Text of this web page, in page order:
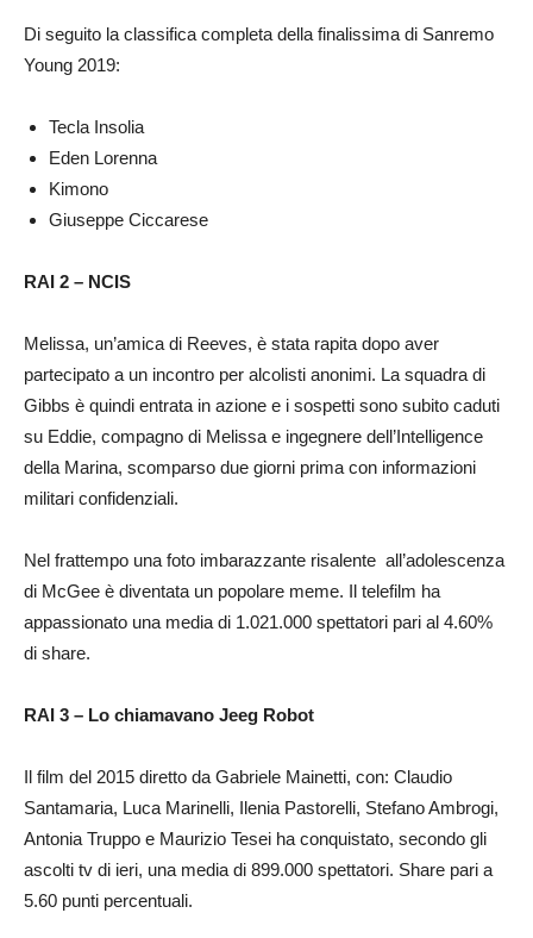
Di seguito la classifica completa della finalissima di Sanremo
Young 2019:
Tecla Insolia
Eden Lorenna
Kimono
Giuseppe Ciccarese
RAI 2 – NCIS
Melissa, un’amica di Reeves, è stata rapita dopo aver
partecipato a un incontro per alcolisti anonimi. La squadra di
Gibbs è quindi entrata in azione e i sospetti sono subito caduti
su Eddie, compagno di Melissa e ingegnere dell’Intelligence
della Marina, scomparso due giorni prima con informazioni
militari confidenziali.
Nel frattempo una foto imbarazzante risalente all’adolescenza
di McGee è diventata un popolare meme. Il telefilm ha
appassionato una media di 1.021.000 spettatori pari al 4.60%
di share.
RAI 3 – Lo chiamavano Jeeg Robot
Il film del 2015 diretto da Gabriele Mainetti, con: Claudio
Santamaria, Luca Marinelli, Ilenia Pastorelli, Stefano Ambrogi,
Antonia Truppo e Maurizio Tesei ha conquistato, secondo gli
ascolti tv di ieri, una media di 899.000 spettatori. Share pari a
5.60 punti percentuali.